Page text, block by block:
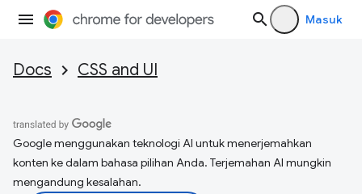
Masuk
Docs CSS and UI
Google menggunakan teknologi AI untuk menerjemahkan
konten ke dalam bahasa pilihan Anda. Terjemahan AI mungkin
mengandung kesalahan.